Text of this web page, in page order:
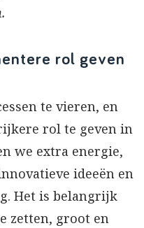
rol geven
te vieren, en
rol te geven in
we extra energie,
ideeën en
Het is belangrijk
zetten, groot en